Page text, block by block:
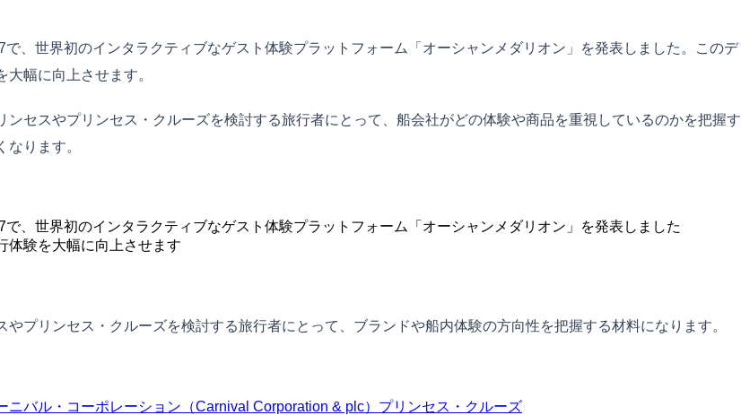
、世界初のインタラクティブなゲスト体験プラットフォーム「オーシャンメダリオン」を発表しました。このデ
幅に向上させます。
セスやプリンセス・クルーズを検討する旅行者にとって、船会社がどの体験や商品を重視しているのかを把握す
ります。
、世界初のインタラクティブなゲスト体験プラットフォーム「オーシャンメダリオン」を発表しました
体験を大幅に向上させます
プリンセス・クルーズを検討する旅行者にとって、ブランドや船内体験の方向性を把握する材料になります。
ニバル・コーポレーション（Carnival Corporation & plc） プリンセス・クルーズ